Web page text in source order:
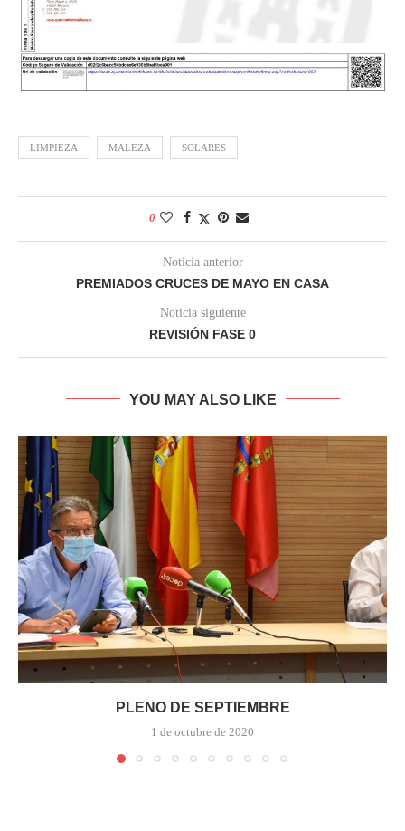
LIMPIEZA MALEZA SOLARES
0
Noticia anterior
PREMIADOS CRUCES DE MAYO EN CASA
Noticia siguiente
REVISIÓN FASE 0
YOU MAY ALSO LIKE
PLENO DE SEPTIEMBRE
1 de octubre de 2020